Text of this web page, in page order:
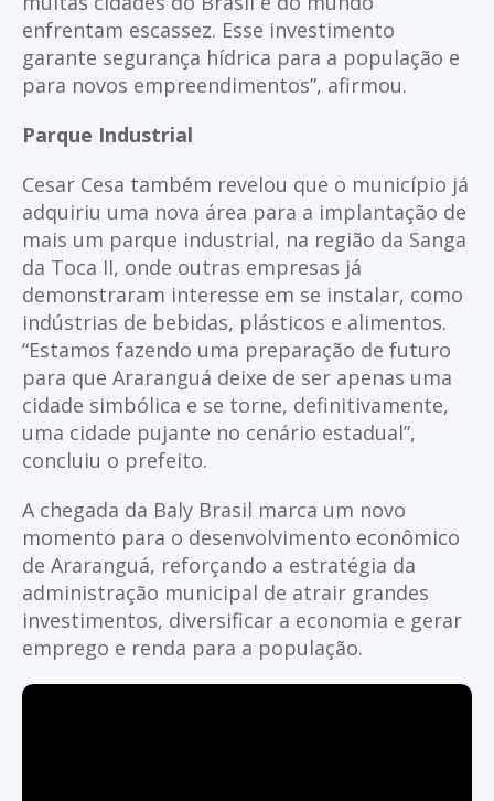
enfrentam escassez. Esse investimento
garante segurança hídrica para a população e
para novos empreendimentos”, afirmou.
Parque Industrial
Cesar Cesa também revelou que o município já
adquiriu uma nova área para a implantação de
mais um parque industrial, na região da Sanga
da Toca II, onde outras empresas já
demonstraram interesse em se instalar, como
indústrias de bebidas, plásticos e alimentos.
“Estamos fazendo uma preparação de futuro
para que Araranguá deixe de ser apenas uma
cidade simbólica e se torne, definitivamente,
uma cidade pujante no cenário estadual”,
concluiu o prefeito.
A chegada da Baly Brasil marca um novo
momento para o desenvolvimento econômico
de Araranguá, reforçando a estratégia da
administração municipal de atrair grandes
investimentos, diversificar a economia e gerar
emprego e renda para a população.